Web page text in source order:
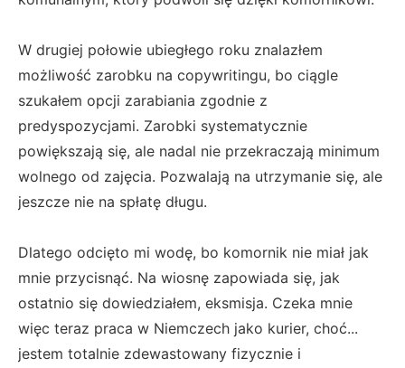
W drugiej połowie ubiegłego roku znalazłem
możliwość zarobku na copywritingu, bo ciągle
szukałem opcji zarabiania zgodnie z
predyspozycjami. Zarobki systematycznie
powiększają się, ale nadal nie przekraczają minimum
wolnego od zajęcia. Pozwalają na utrzymanie się, ale
jeszcze nie na spłatę długu.
Dlatego odcięto mi wodę, bo komornik nie miał jak
mnie przycisnąć. Na wiosnę zapowiada się, jak
ostatnio się dowiedziałem, eksmisja. Czeka mnie
więc teraz praca w Niemczech jako kurier, choć...
jestem totalnie zdewastowany fizycznie i